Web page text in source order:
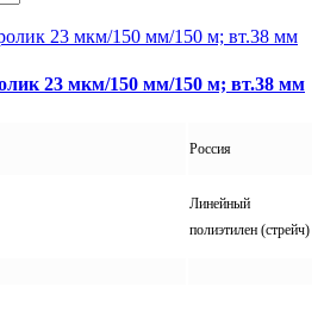
23 мкм/150 мм/150 м; вт.38 мм
Россия
Линейный
полиэтилен (стрейч)